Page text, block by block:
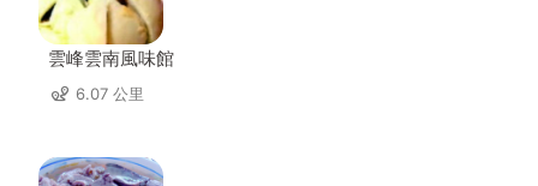
雲峰雲南風味館
6.07 公里